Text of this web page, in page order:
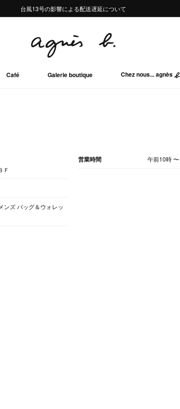
熊本地域地震の影響による配送遅延について
Summer Sale 2buy10%OFF!!
台風13号の影響による配送遅延について
熊本地域地震の影響による配送遅延について
Summer Sale 2buy10%OFF!!
Café Galerie boutique Chez nous... agnès
Ｆ
営業時間 午前10時 〜
ンズ バッグ＆ウォレッ